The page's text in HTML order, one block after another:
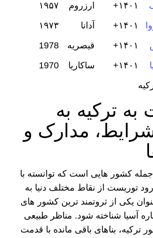
۱۴۰۱+ ارزروم
۱۹۵۷
۱۴۰۱+ آدانا
۱۹۷۳
۱۴۰۱+ قیصریه
1978
۱۴۰۱+ ساکاریا 1970
ترکیه به
مدارک و
کشور هایی است که توانسته با
توریست از نقاط مختلف دنیا به
یکی از ثروتمند ترین کشور های
آسیا شناخته شود. مناظر طبیعی
ترکیه، بناهای باقی مانده با قدمت